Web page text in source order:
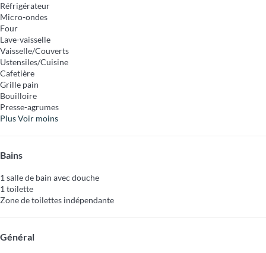
Réfrigérateur
Micro-ondes
Four
Lave-vaisselle
Vaisselle/Couverts
Ustensiles/Cuisine
Cafetière
Grille pain
Bouilloire
Presse-agrumes
PlusVoir moins
Bains
1 salle de bain avec douche
1 toilette
Zone de toilettes indépendante
Général